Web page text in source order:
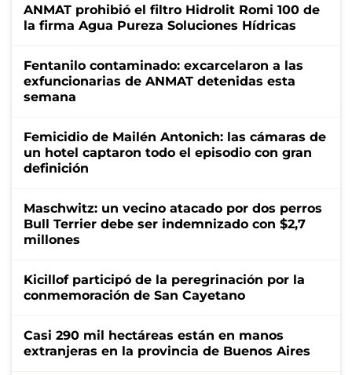
ANMAT prohibió el filtro Hidrolit Romi 100 de
la firma Agua Pureza Soluciones Hídricas
Fentanilo contaminado: excarcelaron a las
exfuncionarias de ANMAT detenidas esta
semana
Femicidio de Mailén Antonich: las cámaras de
un hotel captaron todo el episodio con gran
definición
Maschwitz: un vecino atacado por dos perros
Bull Terrier debe ser indemnizado con $2,7
millones
Kicillof participó de la peregrinación por la
conmemoración de San Cayetano
Casi 290 mil hectáreas están en manos
extranjeras en la provincia de Buenos Aires